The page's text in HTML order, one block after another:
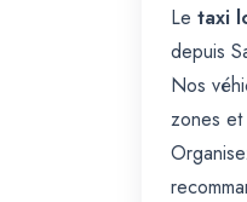
Le taxi
depuis
Nos
zones